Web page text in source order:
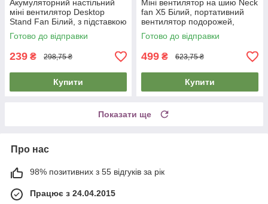
Акумуляторний настільний
міні вентилятор Desktop
Stand Fan Білий, з підставкою
та дисплеєм, бездротовий
Готово до відправки
239 ₴ 298,75 ₴
Купити
Міні вентилятор на шию Neck
fan X5 Білий, портативний
вентилятор подорожей,
будинку чи офісу
Готово до відправки
499 ₴ 623,75 ₴
Купити
Показати ще
Про нас
98% позитивних з 55 відгуків за рік
Працює з 24.04.2015